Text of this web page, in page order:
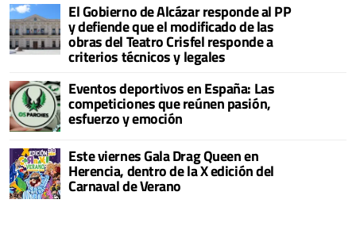
El Gobierno de Alcázar responde al PP
y defiende que el modificado de las
obras del Teatro Crisfel responde a
criterios técnicos y legales
Eventos deportivos en España: Las
competiciones que reúnen pasión,
esfuerzo y emoción
Este viernes Gala Drag Queen en
Herencia, dentro de la X edición del
Carnaval de Verano